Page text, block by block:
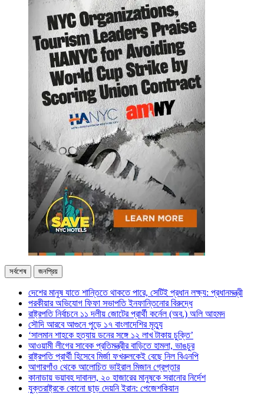
সর্বশেষ জনপ্রিয়
দেশের মানুষ যাতে শান্তিতে থাকতে পারে, সেটিই প্রধান লক্ষ্য: প্রধানমন্ত্রী
পরকীয়ার অভিযোগ ফিফা সভাপতি ইনফান্তিনোর বিরুদ্ধে
রাষ্ট্রপতি নির্বাচনে ১১ দলীয় জোটের প্রার্থী কর্নেল (অব.) অলি আহমদ
সৌদি আরবে আগুনে পুড়ে ১৭ বাংলাদেশির মৃত্যু
‘সালমান শাহকে হত্যায় ডনের সঙ্গে ১২ লাখ টাকায় চুক্তি’
আওয়ামী লীগের সাবেক প্রতিমন্ত্রীর বাড়িতে হামলা, ভাঙচুর
রাষ্ট্রপতি প্রার্থী হিসেবে মির্জা ফখরুলকেই বেছে নিল বিএনপি
আগারগাঁও থেকে আলোচিত ভাইরাল মিজান গ্রেপ্তার
কানাডায় ভয়াবহ দাবানল, ২০ হাজারের মানুষকে সরানোর নির্দেশ
যুক্তরাষ্ট্রকে কোনো ছাড় দেয়নি ইরান: পেজেশকিয়ান